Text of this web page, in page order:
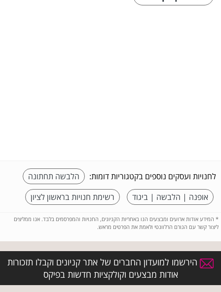
לחנויות ועסקים נוספים בקטגוריות דומות:
הלבשה תחתונה
אופנה | הלבשה | ביגוד
רשימת חנויות בראשון לציון
* המידע אודות ארועים ומבצעים הנו באחריות הקניונים, החנויות והמפרסמים בלבד. אנו ממליצים
ליצור קשר עם הגורם הרלוונטי ולאמת את הפרטים מראש.
הירשמו למועדון החברים של אתר קניונים וקבלו תזכורות
אודות מבצעים וקולקציות חדשות בפיקס